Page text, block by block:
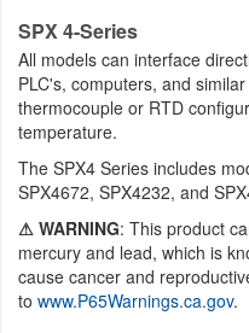
SPX 4-Series
All models can interface
PLC's, computers, and
thermocouple or RTD
temperature.
The SPX4 Series includes
SPX4672, SPX4232, and
⚠ WARNING: This product
mercury and lead, which is
cause cancer and
to www.P65Warnings.ca.gov.